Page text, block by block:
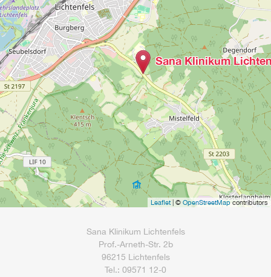
Sana Klinikum
Leaflet| © OpenStreetMap contributors
Sana Klinikum Lichtenfels
Prof.-Arneth-Str. 2b
96215 Lichtenfels
Tel.: 09571 12-0